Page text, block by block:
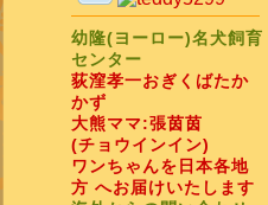
幼隆(ヨーロー)名犬飼育
センター
荻漥孝一おぎくばたか
かず
大熊ママ:張茵茵
(チョウインイン)
ワンちゃんを日本各地
方 へお届けいたします